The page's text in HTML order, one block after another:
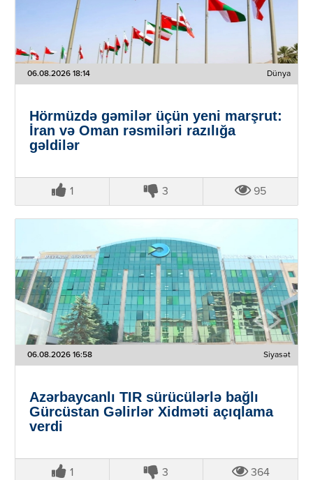
06.08.2026 18:14 Dünya
Hörmüzdə gəmilər üçün yeni marşrut:
İran və Oman rəsmiləri razılığa
gəldilər
1 3 95
06.08.2026 16:58 Siyasət
Azərbaycanlı TIR sürücülərlə bağlı
Gürcüstan Gəlirlər Xidməti açıqlama
verdi
1 3 364